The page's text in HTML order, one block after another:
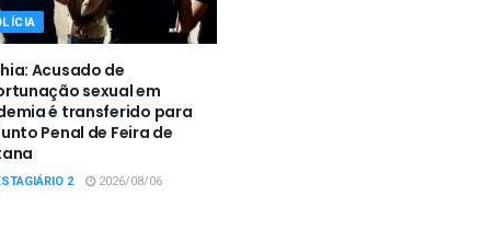
Acusado de
sexual em
é transferido para
Penal de Feira de
2 2026/08/06